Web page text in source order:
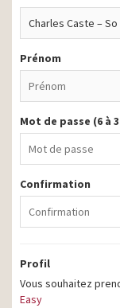
Prénom
Mot de passe (6 à
Confirmation
Profil
Vous souhaitez
Easy